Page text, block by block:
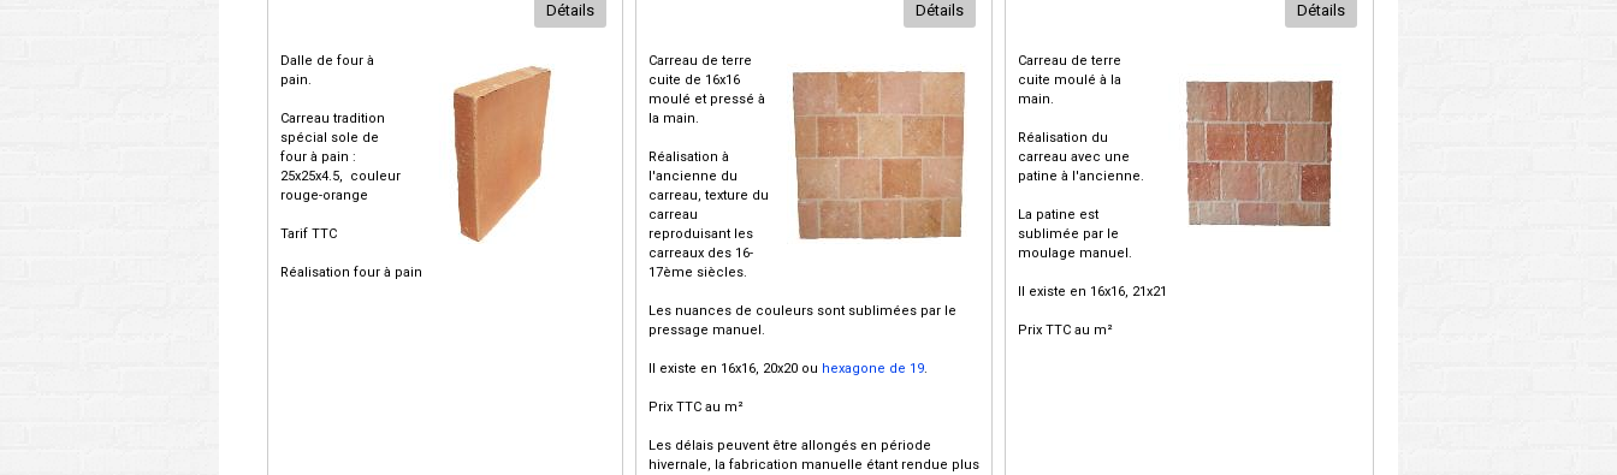
Détails
Dalle de four à
pain.
Carreau tradition
spécial sole de
four à pain :
25x25x4.5, couleur
rouge-orange
Tarif TTC
Réalisation four à pain
Détails
Carreau de terre
cuite de 16x16
moulé et pressé à
la main.
Réalisation à
l'ancienne du
carreau, texture du
carreau
reproduisant les
carreaux des 16-
17ème siècles.
Les nuances de couleurs sont sublimées par le
pressage manuel.
Il existe en 16x16, 20x20 ou hexagone de 19.
Prix TTC au m²
Les délais peuvent être allongés en période
hivernale, la fabrication manuelle étant rendue plus
Détails
Carreau de terre
cuite moulé à la
main.
Réalisation du
carreau avec une
patine à l'ancienne.
La patine est
sublimée par le
moulage manuel.
Il existe en 16x16, 21x21
Prix TTC au m²